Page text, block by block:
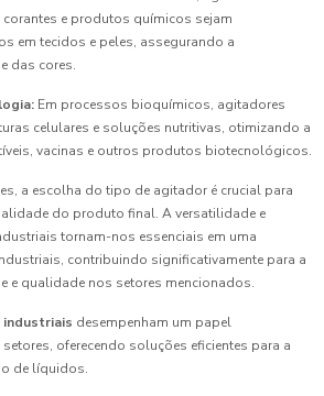
e produtos químicos sejam
em tecidos e peles, assegurando a
das cores.
Em processos bioquímicos, agitadores
celulares e soluções nutritivas, otimizando a
vacinas e outros produtos biotecnológicos.
a escolha do tipo de agitador é crucial para
do produto final. A versatilidade e
tornam-nos essenciais em uma
contribuindo significativamente para a
e qualidade nos setores mencionados.
desempenham um papel
oferecendo soluções eficientes para a
de líquidos.